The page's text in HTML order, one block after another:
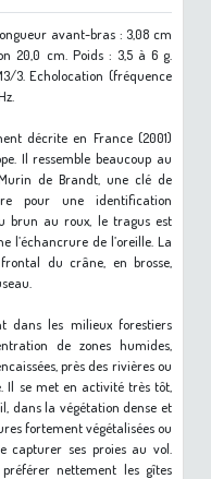
avant-bras : 3,08 cm
20,0 cm. Poids : 3,5 à 6 g.
3. Echolocation (fréquence
décrite en France (2001)
Il ressemble beaucoup au
de Brandt, une clé de
pour une identification
brun au roux, le tragus est
l’échancrure de l’oreille. La
du crâne, en brosse,
dans les milieux forestiers
de zones humides,
près des rivières ou
Il se met en activité très tôt,
dans la végétation dense et
fortement végétalisées ou
capturer ses proies au vol.
nettement les gîtes